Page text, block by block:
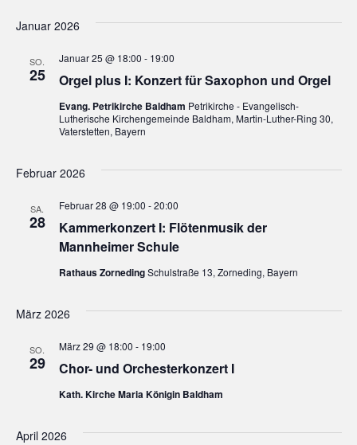
u
d
A
s
h
N
v
g
t
Januar 2026
SO.
25 Orgel plus I: Konzert für Saxophon und Orgel
Januar 25 @ 18:00 - 19:00
Evang. Petrikirche Baldham Petrikirche - Evangelisch-
Lutherische Kirchengemeinde Baldham, Martin-Luther-Ring 30,
Vaterstetten, Bayern
Februar 2026
SA.
28
Kammerkonzert I: Flötenmusik der
Mannheimer Schule
Februar 28 @ 19:00 -20:00
Rathaus ZornedingSchulstraße 13, Zorneding, Bayern
März 2026
SO.
29 Chor- und Orchesterkonzert I
März 29 @ 18:00 - 19:00
Kath. Kirche Maria Königin Baldham
April 2026